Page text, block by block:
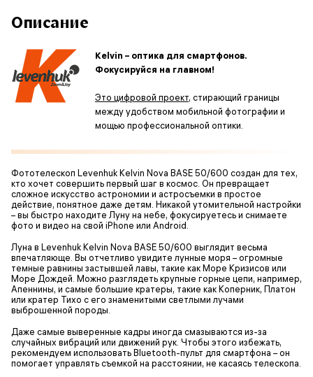
Описание
Kelvin – оптика для смартфонов.
Фокусируйся на главном!
Это цифровой проект, стирающий границы
между удобством мобильной фотографии и
мощью профессиональной оптики.
Фототелескоп Levenhuk Kelvin Nova BASE 50/600 создан для тех,
кто хочет совершить первый шаг в космос. Он превращает
сложное искусство астрономии и астросъемки в простое
действие, понятное даже детям. Никакой утомительной настройки
– вы быстро находите Луну на небе, фокусируетесь и снимаете
фото и видео на свой iPhone или Android.
Луна в Levenhuk Kelvin Nova BASE 50/600 выглядит весьма
впечатляюще. Вы отчетливо увидите лунные моря – огромные
темные равнины застывшей лавы, такие как Море Кризисов или
Море Дождей. Можно разглядеть крупные горные цепи, например,
Апеннины, и самые большие кратеры, такие как Коперник, Платон
или кратер Тихо с его знаменитыми светлыми лучами
выброшенной породы.
Даже самые выверенные кадры иногда смазываются из-за
случайных вибраций или движений рук. Чтобы этого избежать,
рекомендуем использовать Bluetooth-пульт для смартфона – он
помогает управлять съемкой на расстоянии, не касаясь телескопа.